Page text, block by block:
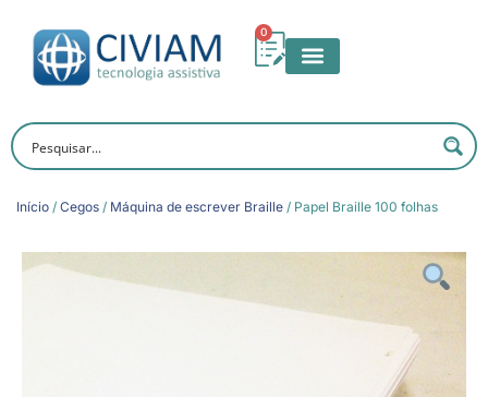
0
Início / Cegos / Máquina de escrever Braille / Papel Braille 100 folhas